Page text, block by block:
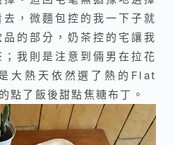
，微麵包控的我一下子就
的部分，奶茶控的宅讓我
我則是注意到倆男在拉花
大熱天依然選了熱的Flat
了飯後甜點焦糖布丁。